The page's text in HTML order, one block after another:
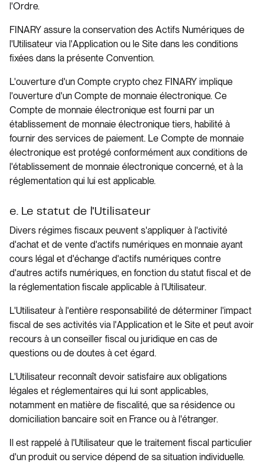
l'Ordre.
FINARY assure la conservation des Actifs Numériques de
l'Utilisateur via l'Application ou le Site dans les conditions
fixées dans la présente Convention.
L'ouverture d'un Compte crypto chez FINARY implique
l'ouverture d'un Compte de monnaie électronique. Ce
Compte de monnaie électronique est fourni par un
établissement de monnaie électronique tiers, habilité à
fournir des services de paiement. Le Compte de monnaie
électronique est protégé conformément aux conditions de
l'établissement de monnaie électronique concerné, et à la
réglementation qui lui est applicable.
e. Le statut de l'Utilisateur
Divers régimes fiscaux peuvent s'appliquer à l'activité
d'achat et de vente d'actifs numériques en monnaie ayant
cours légal et d'échange d'actifs numériques contre
d'autres actifs numériques, en fonction du statut fiscal et de
la réglementation fiscale applicable à l'Utilisateur.
L'Utilisateur à l'entière responsabilité de déterminer l'impact
fiscal de ses activités via l'Application et le Site et peut avoir
recours à un conseiller fiscal ou juridique en cas de
questions ou de doutes à cet égard.
L'Utilisateur reconnaît devoir satisfaire aux obligations
légales et réglementaires qui lui sont applicables,
notamment en matière de fiscalité, que sa résidence ou
domiciliation bancaire soit en France ou à l'étranger.
Il est rappelé à l'Utilisateur que le traitement fiscal particulier
d'un produit ou service dépend de sa situation individuelle.